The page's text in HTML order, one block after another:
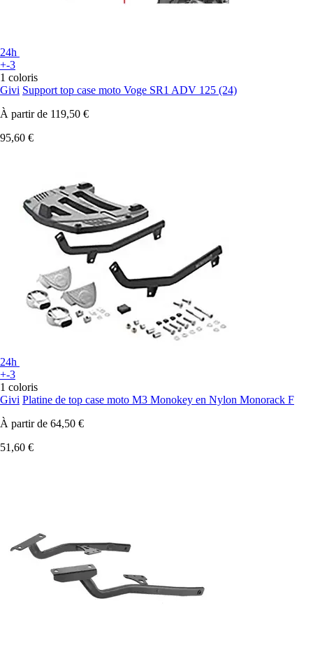
24h
+-3
1 coloris
Givi Support top case moto Voge SR1 ADV 125 (24)
À partir de 119,50 €
95,60 €
24h
+-3
1 coloris
Givi Platine de top case moto M3 Monokey en Nylon Monorack F
À partir de 64,50 €
51,60 €